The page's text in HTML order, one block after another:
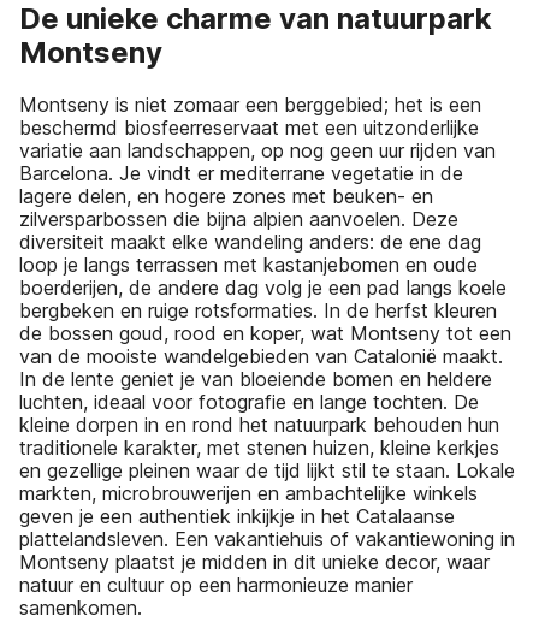
De unieke charme van natuurpark
Montseny
Montseny is niet zomaar een berggebied; het is een
beschermd biosfeerreservaat met een uitzonderlijke
variatie aan landschappen, op nog geen uur rijden van
Barcelona. Je vindt er mediterrane vegetatie in de
lagere delen, en hogere zones met beuken- en
zilversparbossen die bijna alpien aanvoelen. Deze
diversiteit maakt elke wandeling anders: de ene dag
loop je langs terrassen met kastanjebomen en oude
boerderijen, de andere dag volg je een pad langs koele
bergbeken en ruige rotsformaties. In de herfst kleuren
de bossen goud, rood en koper, wat Montseny tot een
van de mooiste wandelgebieden van Catalonië maakt.
In de lente geniet je van bloeiende bomen en heldere
luchten, ideaal voor fotografie en lange tochten. De
kleine dorpen in en rond het natuurpark behouden hun
traditionele karakter, met stenen huizen, kleine kerkjes
en gezellige pleinen waar de tijd lijkt stil te staan. Lokale
markten, microbrouwerijen en ambachtelijke winkels
geven je een authentiek inkijkje in het Catalaanse
plattelandsleven. Een vakantiehuis of vakantiewoning in
Montseny plaatst je midden in dit unieke decor, waar
natuur en cultuur op een harmonieuze manier
samenkomen.